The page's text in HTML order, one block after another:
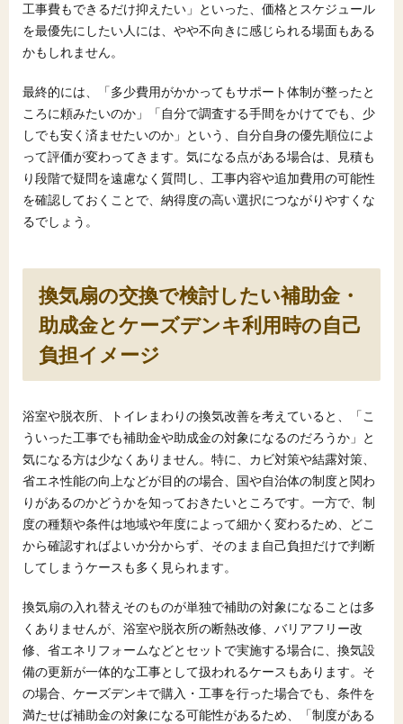
工事費もできるだけ抑えたい」といった、価格とスケジュール
を最優先にしたい人には、やや不向きに感じられる場面もある
かもしれません。
最終的には、「多少費用がかかってもサポート体制が整ったと
ころに頼みたいのか」「自分で調査する手間をかけてでも、少
しでも安く済ませたいのか」という、自分自身の優先順位によ
って評価が変わってきます。気になる点がある場合は、見積も
り段階で疑問を遠慮なく質問し、工事内容や追加費用の可能性
を確認しておくことで、納得度の高い選択につながりやすくな
るでしょう。
換気扇の交換で検討したい補助金・
助成金とケーズデンキ利用時の自己
負担イメージ
浴室や脱衣所、トイレまわりの換気改善を考えていると、「こ
ういった工事でも補助金や助成金の対象になるのだろうか」と
気になる方は少なくありません。特に、カビ対策や結露対策、
省エネ性能の向上などが目的の場合、国や自治体の制度と関わ
りがあるのかどうかを知っておきたいところです。一方で、制
度の種類や条件は地域や年度によって細かく変わるため、どこ
から確認すればよいか分からず、そのまま自己負担だけで判断
してしまうケースも多く見られます。
換気扇の入れ替えそのものが単独で補助の対象になることは多
くありませんが、浴室や脱衣所の断熱改修、バリアフリー改
修、省エネリフォームなどとセットで実施する場合に、換気設
備の更新が一体的な工事として扱われるケースもあります。そ
の場合、ケーズデンキで購入・工事を行った場合でも、条件を
満たせば補助金の対象になる可能性があるため、「制度がある